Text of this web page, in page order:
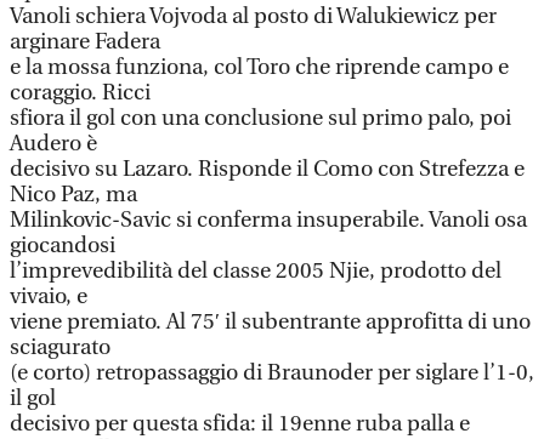
Vanoli schiera Vojvoda al posto di Walukiewicz per
arginare Fadera
e la mossa funziona, col Toro che riprende campo e
coraggio. Ricci
sfiora il gol con una conclusione sul primo palo, poi
Audero è
decisivo su Lazaro. Risponde il Como con Strefezza e
Nico Paz, ma
Milinkovic-Savic si conferma insuperabile. Vanoli osa
giocandosi
l’imprevedibilità del classe 2005 Njie, prodotto del
vivaio, e
viene premiato. Al 75′ il subentrante approfitta di uno
sciagurato
(e corto) retropassaggio di Braunoder per siglare l’1-0,
il gol
decisivo per questa sfida: il 19enne ruba palla e